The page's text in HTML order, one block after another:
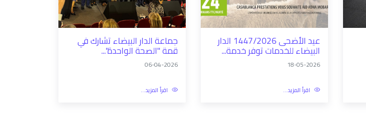
عيد الأضحى 1447/2026 الدار
البيضاء للخدمات توفر خدمة...
18-05-2026
اقرأ المزيد...
جماعة الدار البيضاء تشارك في
قمة "الصحة الواحدة"...
06-04-2026
اقرأ المزيد...